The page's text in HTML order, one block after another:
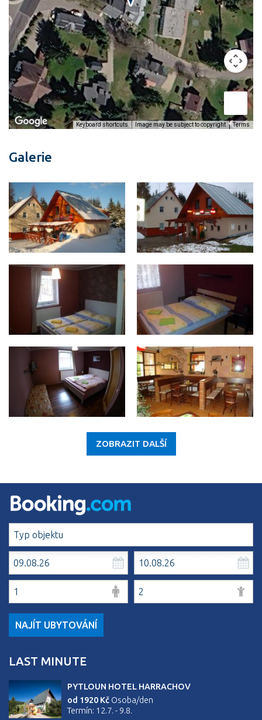
Keyboard shortcuts Image may be subject to copyright Terms
Galerie
ZOBRAZIT DALŠÍ
NAJÍT UBYTOVÁNÍ
LAST MINUTE
PYTLOUN HOTEL HARRACHOV
od 1920 Kč Osoba/den
Termín: 12.7. - 9.8.